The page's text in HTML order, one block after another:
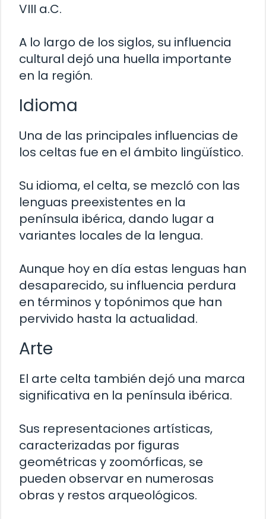
VIII a.C.
A lo largo de los siglos, su influencia
cultural dejó una huella importante
en la región.
Idioma
Una de las principales influencias de
los celtas fue en el ámbito lingüístico.
Su idioma, el celta, se mezcló con las
lenguas preexistentes en la
península ibérica, dando lugar a
variantes locales de la lengua.
Aunque hoy en día estas lenguas han
desaparecido, su influencia perdura
en términos y topónimos que han
pervivido hasta la actualidad.
Arte
El arte celta también dejó una marca
significativa en la península ibérica.
Sus representaciones artísticas,
caracterizadas por figuras
geométricas y zoomórficas, se
pueden observar en numerosas
obras y restos arqueológicos.